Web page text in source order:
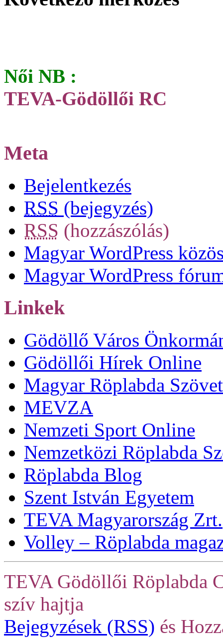
Női NB :
TEVA-Gödöllői RC
Meta
Bejelentkezés
RSS (bejegyzés)
RSS (hozzászólás)
Magyar WordPress
Magyar WordPress
Linkek
Gödöllő Város
Gödöllői Hírek Online
Magyar Röplabda
MEVZA
Nemzeti Sport Online
Nemzetközi Röplabda
Röplabda Blog
Szent István Egyetem
TEVA Magyarország Zrt.
Volley – Röplabda
TEVA Gödöllői Röplabda
szív hajtja
Bejegyzések (RSS) és